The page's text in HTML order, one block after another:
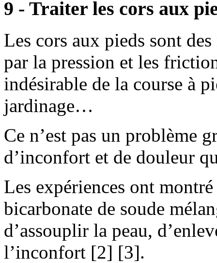
9 - Traiter les cors aux
Les cors aux pieds sont
par la pression et les
indésirable de la course à
jardinage…
Ce n’est pas un problème
d’inconfort et de douleur
Les expériences ont
bicarbonate de soude
d’assouplir la peau,
l’inconfort [2] [3].